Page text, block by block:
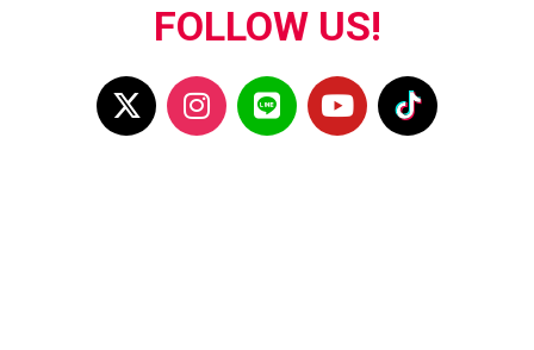
FOLLOW US!